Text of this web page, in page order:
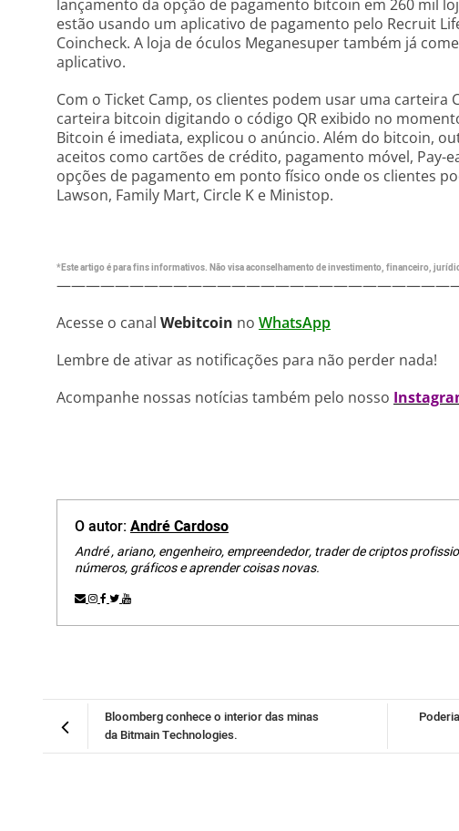
lançamento da opção de pagamento bitcoin em 260 mil
estão usando um aplicativo de pagamento pelo Recruit
Coincheck. A loja de óculos Meganesuper também já
aplicativo.
Com o Ticket Camp, os clientes podem usar uma carteira
carteira bitcoin digitando o código QR exibido no
Bitcoin é imediata, explicou o anúncio. Além do bitcoin,
aceitos como cartões de crédito, pagamento móvel, Pay-
opções de pagamento em ponto físico onde os clientes
Lawson, Family Mart, Circle K e Ministop.
*Este artigo é para fins informativos. Não visa aconselhamento de investimento, financeiro,
Acesse o canal Webitcoin no WhatsApp
Lembre de ativar as notificações para não perder nada!
Acompanhe nossas notícias também pelo nosso
O autor:André Cardoso
André , ariano, engenheiro, empreendedor, trader de criptos
números, gráficos e aprender coisas novas.
Bloomberg conhece o interior das minas
da Bitmain Technologies.